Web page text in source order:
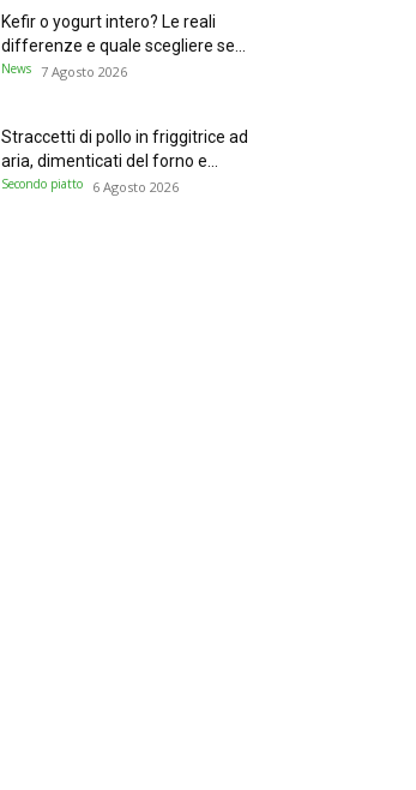
Kefir o yogurt intero? Le reali
differenze e quale scegliere se...
News 7 Agosto 2026
Straccetti di pollo in friggitrice ad
aria, dimenticati del forno e...
Secondo piatto 6 Agosto 2026